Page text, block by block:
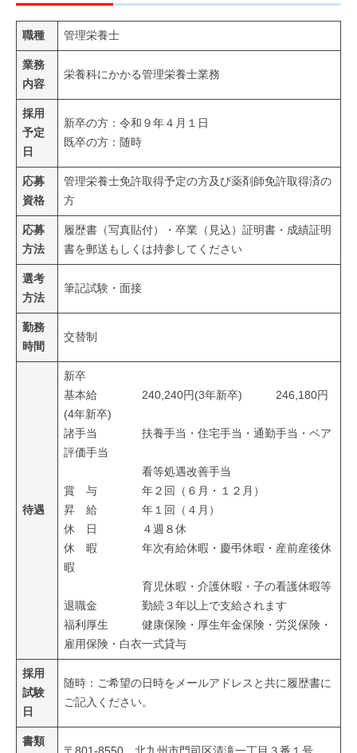
職種 管理栄養士
業務
内容
栄養科にかかる管理栄養士業務
採用
予定
日
新卒の方：令和９年４月１日
既卒の方：随時
応募
資格
管理栄養士免許取得予定の方及び薬剤師免許取得済の
方
応募
方法
履歴書（写真貼付）・卒業（見込）証明書・成績証明
書を郵送もしくは持参してください
選考
方法
筆記試験・面接
勤務
時間
交替制
待遇
新卒
基本給 240,240円(3年新卒) 246,180円
(4年新卒)
諸手当 扶養手当・住宅手当・通勤手当・ベア
評価手当
看等処遇改善手当
賞 与 年２回（６月・１２月）
昇 給 年１回（４月）
休 日 ４週８休
休 暇 年次有給休暇・慶弔休暇・産前産後休
暇
育児休暇・介護休暇・子の看護休暇等
退職金 勤続３年以上で支給されます
福利厚生 健康保険・厚生年金保険・労災保険・
雇用保険・白衣一式貸与
採用
試験
日
随時：ご希望の日時をメールアドレスと共に履歴書に
ご記入ください。
書類